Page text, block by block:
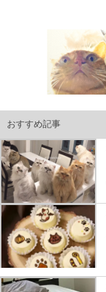
おすすめ記事